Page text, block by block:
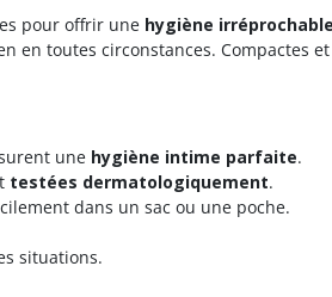
pour offrir une hygiène
en toutes circonstances. Compactes
une hygiène intime parfaite.
testées dermatologiquement.
dans un sac ou une poche.
situations.